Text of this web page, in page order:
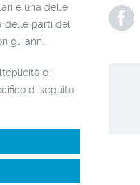
e una delle
delle parti del
gli anni.
di
di seguito